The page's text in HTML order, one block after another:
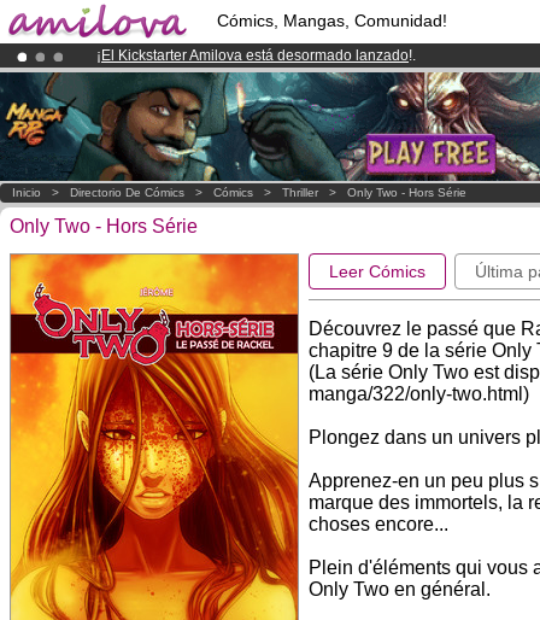
Cómics, Mangas, Comunidad!
¡ El Kickstarter Amilova está desormado lanzado!.
¡Conviertete en Premium por3.95 eurosal mes!Hazte Premium ya
¡Ya tenemos 100000miembrosy 1000 Cómics y Mangas!.
Inicio > Directorio De Cómics > Cómics > Thriller > Only Two - Hors Série
Only Two - Hors Série
Leer Cómics Última
Découvrez le passé que
chapitre 9 de la série Only
(La série Only Two est
manga/322/only-two.html)
Plongez dans un univers
Apprenez-en un peu plus
marque des immortels, la
choses encore...
Plein d'éléments qui vous
Only Two en général.